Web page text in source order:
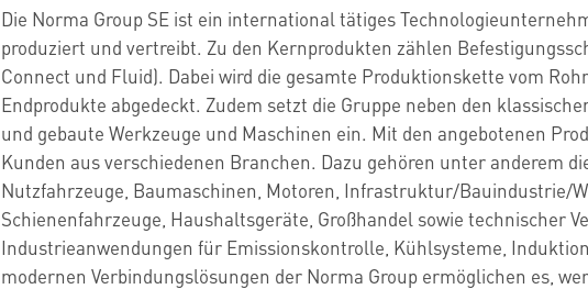
Die Norma Group SE ist ein international tätiges
produziert und vertreibt. Zu den Kernprodukten zählen
Connect und Fluid). Dabei wird die gesamte Produktionskette vom
Endprodukte abgedeckt. Zudem setzt die Gruppe neben den
und gebaute Werkzeuge und Maschinen ein. Mit den angebotenen
Kunden aus verschiedenen Branchen. Dazu gehören unter anderem
Nutzfahrzeuge, Baumaschinen, Motoren, Infrastruktur/Bauindustrie/
Schienenfahrzeuge, Haushaltsgeräte, Großhandel sowie technischer
Industrieanwendungen für Emissionskontrolle, Kühlsysteme,
modernen Verbindungslösungen der Norma Group ermöglichen es,